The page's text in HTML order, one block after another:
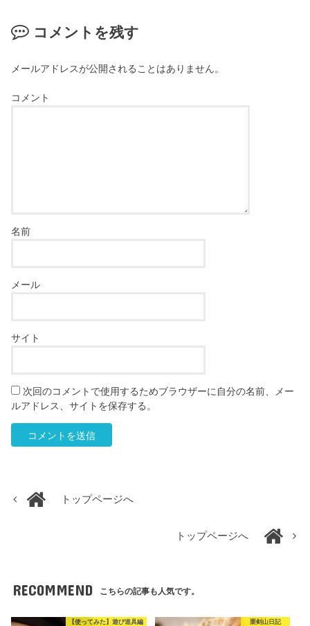
コメントを残す
メールアドレスが公開されることはありません。
コメント
名前
メール
サイト
次回のコメントで使用するためブラウザーに自分の名前、メー
ルアドレス、サイトを保存する。
トップページへ
トップページへ
RECOMMEND こちらの記事も人気です。
【使ってみた】遊び道具編 栗剣山日記